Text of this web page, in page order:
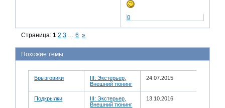
0
Страница:1 2 3 … 6 »
Похожие темы
Брызговики
III: Экстерьер,
Внешний тюнинг
24.07.2015
Подкрылки
III: Экстерьер,
Внешний тюнинг
13.10.2016